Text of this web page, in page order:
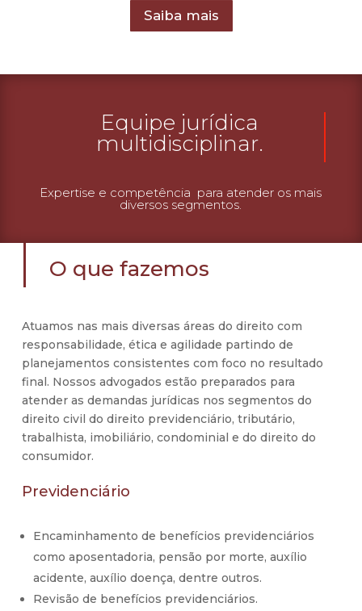
Saiba mais
Equipe jurídica
multidisciplinar.
Expertise e competência para atender os mais
diversos segmentos.
O que fazemos
Atuamos nas mais diversas áreas do direito com
responsabilidade, ética e agilidade partindo de
planejamentos consistentes com foco no resultado
final. Nossos advogados estão preparados para
atender as demandas jurídicas nos segmentos do
direito civil do direito previdenciário, tributário,
trabalhista, imobiliário, condominial e do direito do
consumidor.
Previdenciário
Encaminhamento de benefícios previdenciários
como aposentadoria, pensão por morte, auxílio
acidente, auxílio doença, dentre outros.
Revisão de benefícios previdenciários.